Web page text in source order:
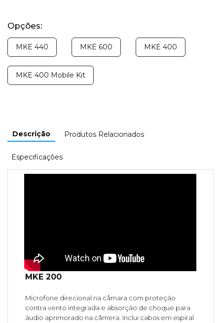
Opções:
MKE 440 MKE 600 MKE 400
MKE 400 Mobile Kit
Descrição Produtos Relacionados
Especificações
MKE 200
Microfone direcional na câmara com proteção
contra vento integrada e absorção de choque para
áudio aprimorado na câmera. Inclui cabos em espiral